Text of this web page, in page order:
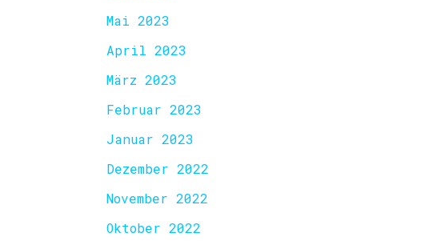
Mai 2023
April 2023
März 2023
Februar 2023
Januar 2023
Dezember 2022
November 2022
Oktober 2022